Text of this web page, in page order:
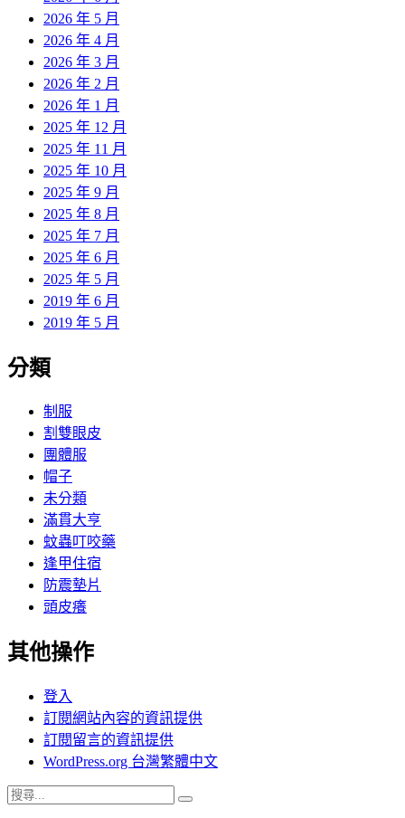
2026 年 5 月
2026 年 4 月
2026 年 3 月
2026 年 2 月
2026 年 1 月
2025 年 12 月
2025 年 11 月
2025 年 10 月
2025 年 9 月
2025 年 8 月
2025 年 7 月
2025 年 6 月
2025 年 5 月
2019 年 6 月
2019 年 5 月
分類
制服
割雙眼皮
團體服
帽子
未分類
滿貫大亨
蚊蟲叮咬藥
逢甲住宿
防震墊片
頭皮癢
其他操作
登入
訂閱網站內容的資訊提供
訂閱留言的資訊提供
WordPress.org 台灣繁體中文
搜